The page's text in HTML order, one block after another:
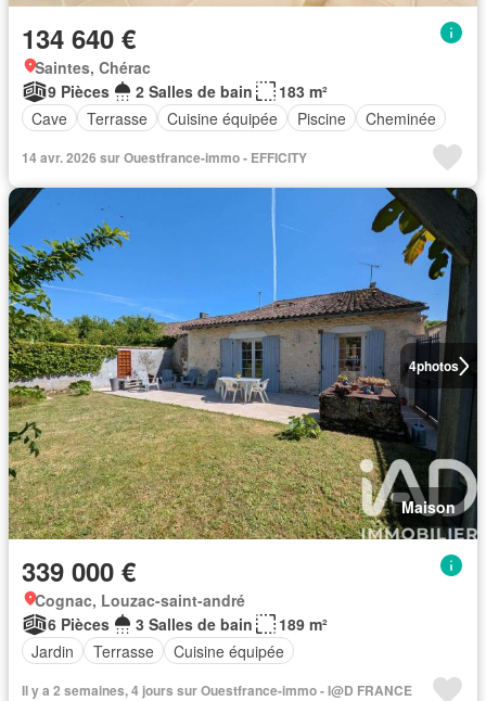
134 640 €
Saintes, Chérac
9 Pièces
2 Salles de bain
183 m²
Cave
Terrasse Cuisine équipée Piscine Cheminée
14 avr. 2026 sur Ouestfrance-immo - EFFICITY
4photos
Maison
339 000 €
Cognac, Louzac-saint-andré
6 Pièces
3 Salles de bain
189 m²
Jardin
Terrasse Cuisine équipée
Il y a 2 semaines, 4 jours sur Ouestfrance-immo - I@D FRANCE